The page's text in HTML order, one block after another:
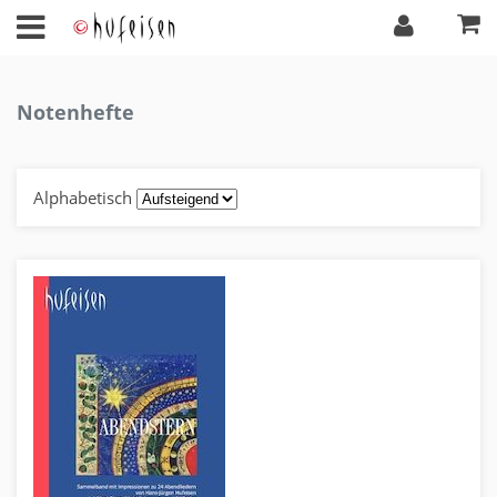
Notenhefte
Alphabetisch